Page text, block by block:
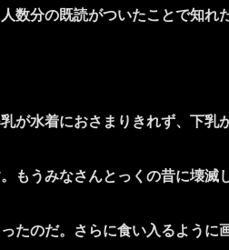
分の既読がついたことで知れ
水着におさまりきれず、下
もうみなさんとっくの昔に壊
のだ。さらに食い入るように